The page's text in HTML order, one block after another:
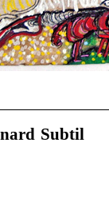
Subtil